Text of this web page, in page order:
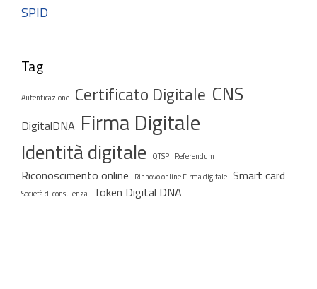
SPID
Tag
Autenticazione Certificato Digitale CNS
DigitalDNA Firma Digitale
Identità digitale QTSP Referendum
Riconoscimento online Rinnovo online Firma digitale Smart card
Società di consulenza Token Digital DNA